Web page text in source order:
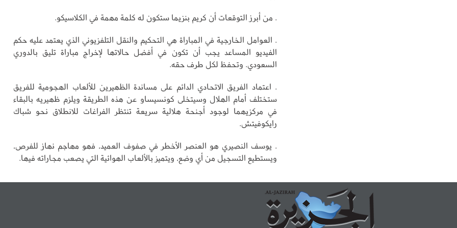
. من أبرز التوقعات أن كريم بنزيما ستكون له كلمة مهمة في الكلاسيكو.
. العوامل الخارجية في المباراة هي التحكيم والنقل التلفزيوني الذي يعتمد عليه حكم
الفيديو المساعد يجب أن تكون في أفضل حالاتها لإخراج مباراة تليق بالدوري
السعودي. وتحفظ لكل طرف حقه.
. اعتماد الفريق الاتحادي الدائم على مساندة الظهيرين للألعاب الهجومية للفريق
ستختلف أمام الهلال وسيتخلى كونسيساو عن هذه الطريقة ويلزم ظهيريه بالبقاء
في مركزيهما لوجود أجنحة هلالية سريعة تنتظر الفراغات للانطلاق نحو شباك
رايكوفيتش.
. يوسف النصيري هو العنصر الأخطر في صفوف العميد، فهو مهاجم نهاز للفرص،
ويستطيع التسجيل من أي وضع، ويتميز بالألعاب الهوائية التي يصعب مجاراته فيها.